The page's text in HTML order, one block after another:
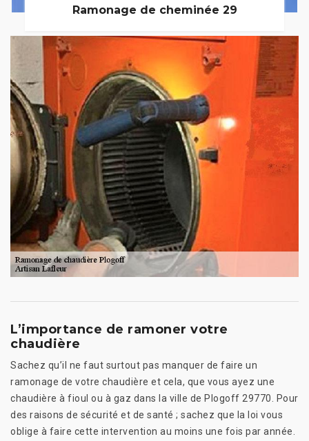
Ramonage de cheminée 29
L’importance de ramoner votre
chaudière
Sachez qu’il ne faut surtout pas manquer de faire un
ramonage de votre chaudière et cela, que vous ayez une
chaudière à fioul ou à gaz dans la ville de Plogoff 29770. Pour
des raisons de sécurité et de santé ; sachez que la loi vous
oblige à faire cette intervention au moins une fois par année.